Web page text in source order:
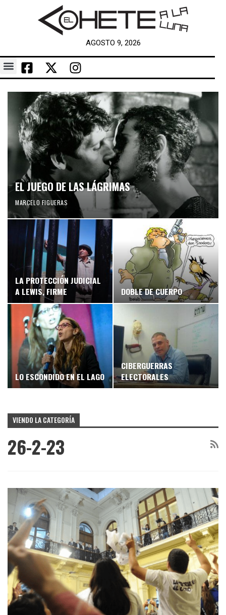
AGOSTO 9, 2026
EL JUEGO DE LAS LÁGRIMAS
MARCELO FIGUERAS
LA PROTECCIÓN JUDICIAL
A LEWIS, FIRME
DOBLE DE CUERPO
LO ESCONDIDO EN EL LAGO
CIBERGUERRAS
ELECTORALES
VIENDO LA CATEGORÍA
26-2-23